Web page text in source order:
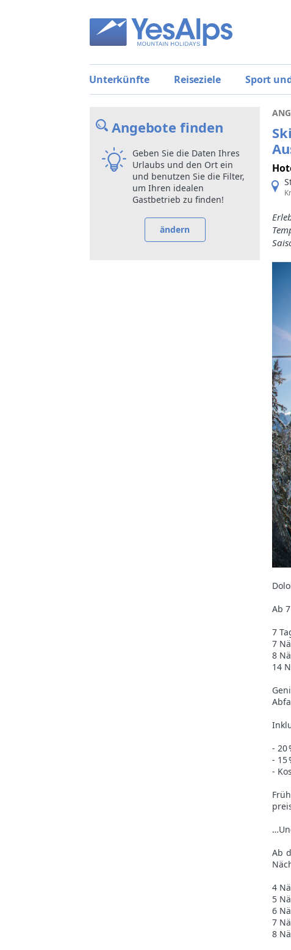
Unterkünfte Reiseziele Sport
Angebote finden
Geben Sie die Daten Ihres
Urlaubs und den Ort ein
und benutzen Sie die Filter,
um Ihren idealen
Gastbetrieb zu finden!
Ab
7
7
8
14
- 20
- 15
-
Ab
4
5
6
7
8